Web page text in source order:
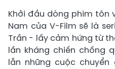
Khởi đầu dòng phim tôn
Nam của V-Film sẽ là
Trần - lấy cảm hứng từ
lần kháng chiến chống
lẫn những cuộc